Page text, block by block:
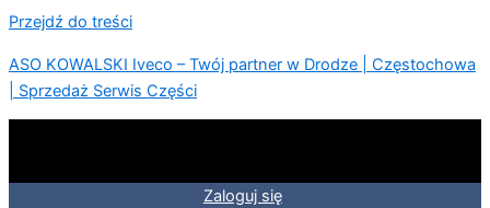
Przejdź do treści
ASO KOWALSKI Iveco – Twój partner w Drodze | Częstochowa
| Sprzedaż Serwis Części
Zaloguj się